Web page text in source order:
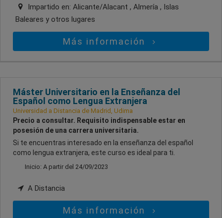
Impartido en: Alicante/Alacant , Almería , Islas
Baleares y otros lugares
Más información
Máster Universitario en la Enseñanza del
Español como Lengua Extranjera
Universidad a Distancia de Madrid, Udima
Precio a consultar. Requisito indispensable estar en
posesión de una carrera universitaria.
Si te encuentras interesado en la enseñanza del español
como lengua extranjera, este curso es ideal para ti.
Inicio: A partir del 24/09/2023
A Distancia
Más información